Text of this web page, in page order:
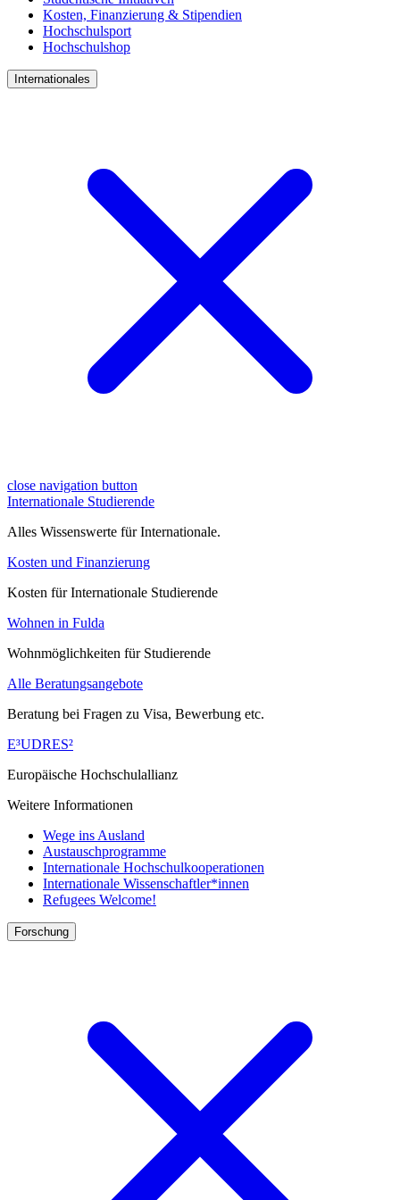
Kosten, Finanzierung & Stipendien
Hochschulsport
Hochschulshop
Internationales
close navigation button
Internationale Studierende
Alles Wissenswerte für Internationale.
Kosten und Finanzierung
Kosten für Internationale Studierende
Wohnen in Fulda
Wohnmöglichkeiten für Studierende
Alle Beratungsangebote
Beratung bei Fragen zu Visa, Bewerbung etc.
E³UDRES²
Europäische Hochschulallianz
Weitere Informationen
Wege ins Ausland
Austauschprogramme
Internationale Hochschulkooperationen
Internationale Wissenschaftler*innen
Refugees Welcome!
Forschung